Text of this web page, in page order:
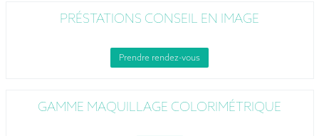
PRÉSTATIONS CONSEIL EN IMAGE
Prendre rendez-vous
GAMME MAQUILLAGE COLORIMÉTRIQUE